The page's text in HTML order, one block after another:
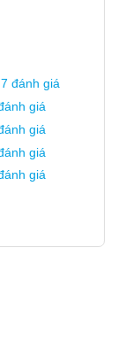
đánh giá
giá
giá
giá
giá